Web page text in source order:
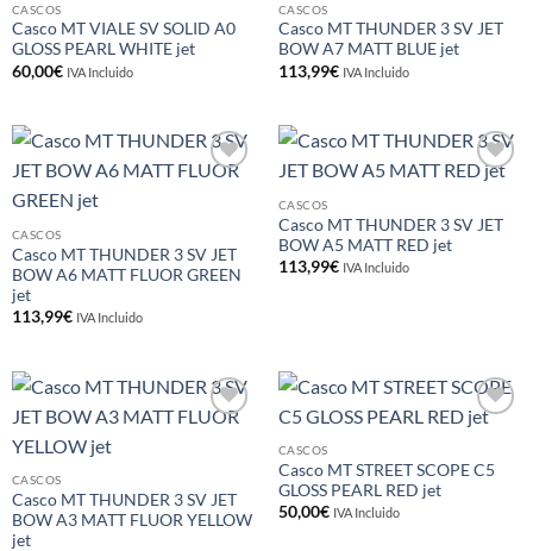
lista de
deseos
CASCOS
Casco MT VIALE SV SOLID A0
GLOSS PEARL WHITE jet
60,00€ IVA Incluido
lista de
deseos
CASCOS
Casco MT THUNDER 3 SV JET
BOW A7 MATT BLUE jet
113,99€ IVA Incluido
CASCOS
Casco MT THUNDER 3 SV JET
BOW A6 MATT FLUOR GREEN
jet
113,99€ IVA Incluido
Añadir
lista de
deseos
CASCOS
Casco MT THUNDER 3 SV JET
BOW A5 MATT RED jet
113,99€ IVA Incluido
CASCOS
Casco MT THUNDER 3 SV JET
BOW A3 MATT FLUOR YELLOW
jet
Añadir
lista de
deseos
CASCOS
Casco MT STREET SCOPE C5
GLOSS PEARL RED jet
50,00€ IVA Incluido